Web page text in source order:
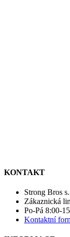
KONTAKT
Strong Bros
Zákaznická
Po-Pá 8:00-
Kontaktní